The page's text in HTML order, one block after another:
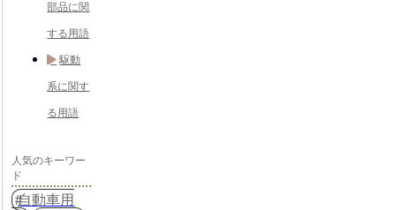
部品に関
する用語
駆動
系に関す
る用語
人気のキーワー
ド
自動車用